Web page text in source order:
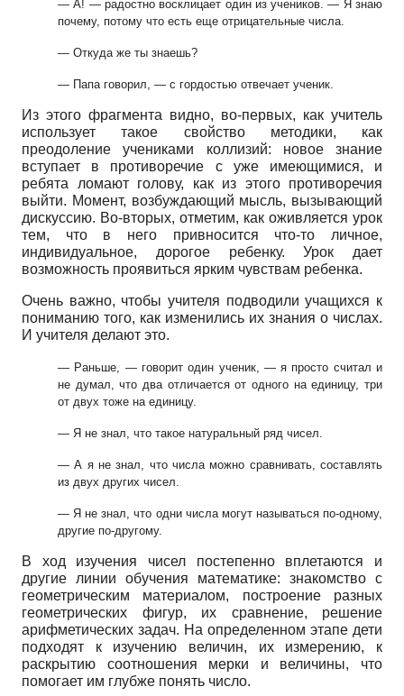
— А! — радостно восклицает один из учеников. — Я знаю
почему, потому что есть еще отрицательные числа.
— Откуда же ты знаешь?
— Папа говорил, — с гордостью отвечает ученик.
Из этого фрагмента видно, во-первых, как учитель
использует такое свойство методики, как
преодоление учениками коллизий: новое знание
вступает в противоречие с уже имеющимися, и
ребята ломают голову, как из этого противоречия
выйти. Момент, возбуждающий мысль, вызывающий
дискуссию. Во-вторых, отметим, как оживляется урок
тем, что в него привносится что-то личное,
индивидуальное, дорогое ребенку. Урок дает
возможность проявиться ярким чувствам ребенка.
Очень важно, чтобы учителя подводили учащихся к
пониманию того, как изменились их знания о числах.
И учителя делают это.
— Раньше, — говорит один ученик, — я просто считал и
не думал, что два отличается от одного на единицу, три
от двух тоже на единицу.
— Я не знал, что такое натуральный ряд чисел.
— А я не знал, что числа можно сравнивать, составлять
из двух других чисел.
— Я не знал, что одни числа могут называться по-одному,
другие по-другому.
В ход изучения чисел постепенно вплетаются и
другие линии обучения математике: знакомство с
геометрическим материалом, построение разных
геометрических фигур, их сравнение, решение
арифметических задач. На определенном этапе дети
подходят к изучению величин, их измерению, к
раскрытию соотношения мерки и величины, что
помогает им глубже понять число.